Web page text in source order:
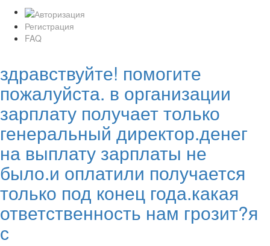
Регистрация
FAQ
здравствуйте! помогите
пожалуйста. в организации
зарплату получает только
генеральный директор.денег
на выплату зарплаты не
было.и оплатили получается
только под конец года.какая
ответственность нам грозит?я
с